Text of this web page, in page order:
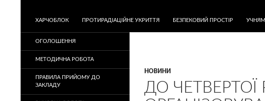
ХАРЧОБЛОК ПРОТИРАДІАЦІЙНЕ УКРИТТЯ БЕЗПЕКОВИЙ ПРОСТІР УЧНЯМ
НОВИНИ
ДО
ОГОЛОШЕННЯ
МЕТОДИЧНА РОБОТА
ПРАВИЛА ПРИЙОМУ ДО
ЗАКЛАДУ